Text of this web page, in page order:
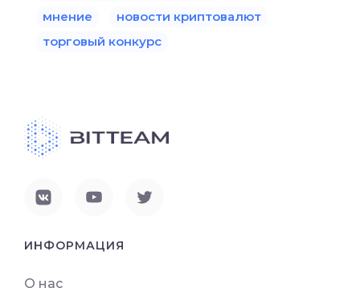
мнение
новости криптовалют
торговый конкурс
ИНФОРМАЦИЯ
О нас